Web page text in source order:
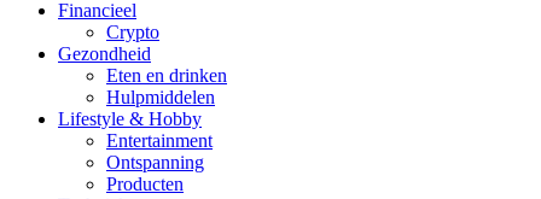
Financieel
Crypto
Gezondheid
Eten en drinken
Hulpmiddelen
Lifestyle & Hobby
Entertainment
Ontspanning
Producten